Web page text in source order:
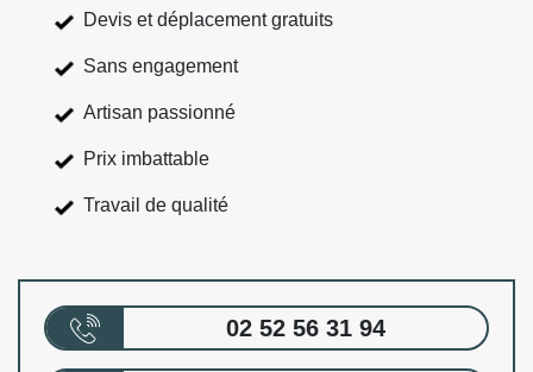
Devis et déplacement gratuits
Sans engagement
Artisan passionné
Prix imbattable
Travail de qualité
02 52 56 31 94